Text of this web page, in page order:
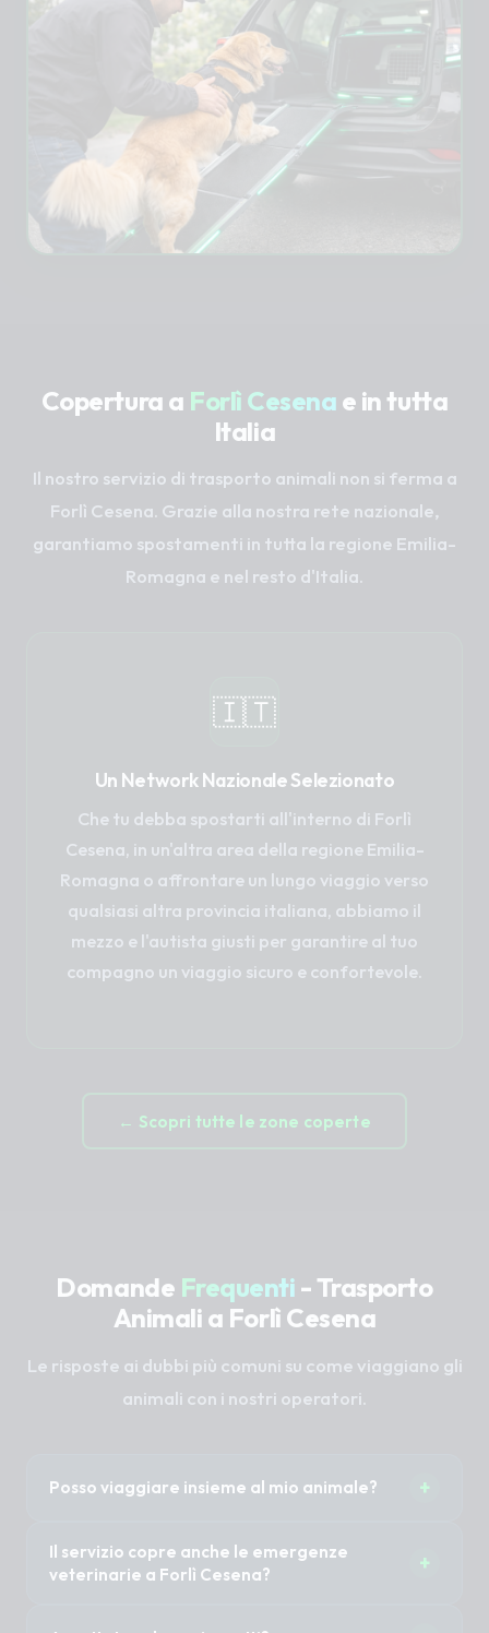
Copertura a Forlì Cesena e in tutta
Italia
Il nostro servizio di trasporto animali non si ferma a
Forlì Cesena. Grazie alla nostra rete nazionale,
garantiamo spostamenti in tutta la regione Emilia-
Romagna e nel resto d'Italia.
🇮🇹
Un Network Nazionale Selezionato
Che tu debba spostarti all'interno di Forlì
Cesena, in un'altra area della regione Emilia-
Romagna o affrontare un lungo viaggio verso
qualsiasi altra provincia italiana, abbiamo il
mezzo e l'autista giusti per garantire al tuo
compagno un viaggio sicuro e confortevole.
← Scopri tutte le zone coperte
Domande Frequenti - Trasporto
Animali a Forlì Cesena
Le risposte ai dubbi più comuni su come viaggiano gli
animali con i nostri operatori.
Posso viaggiare insieme al mio animale? +
possono accompagnare il proprio animale
Il servizio copre anche le emergenze
veterinarie a Forlì Cesena?
+